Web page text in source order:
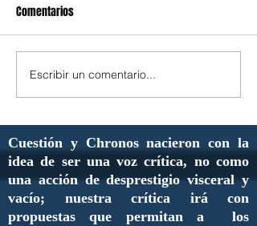
Comentarios
Escribir un comentario...
Cuestión y Chronos nacieron con la
idea de ser una voz crítica, no como
una acción de desprestigio visceral y
vacío; nuestra crítica irá con
propuestas que permitan a los